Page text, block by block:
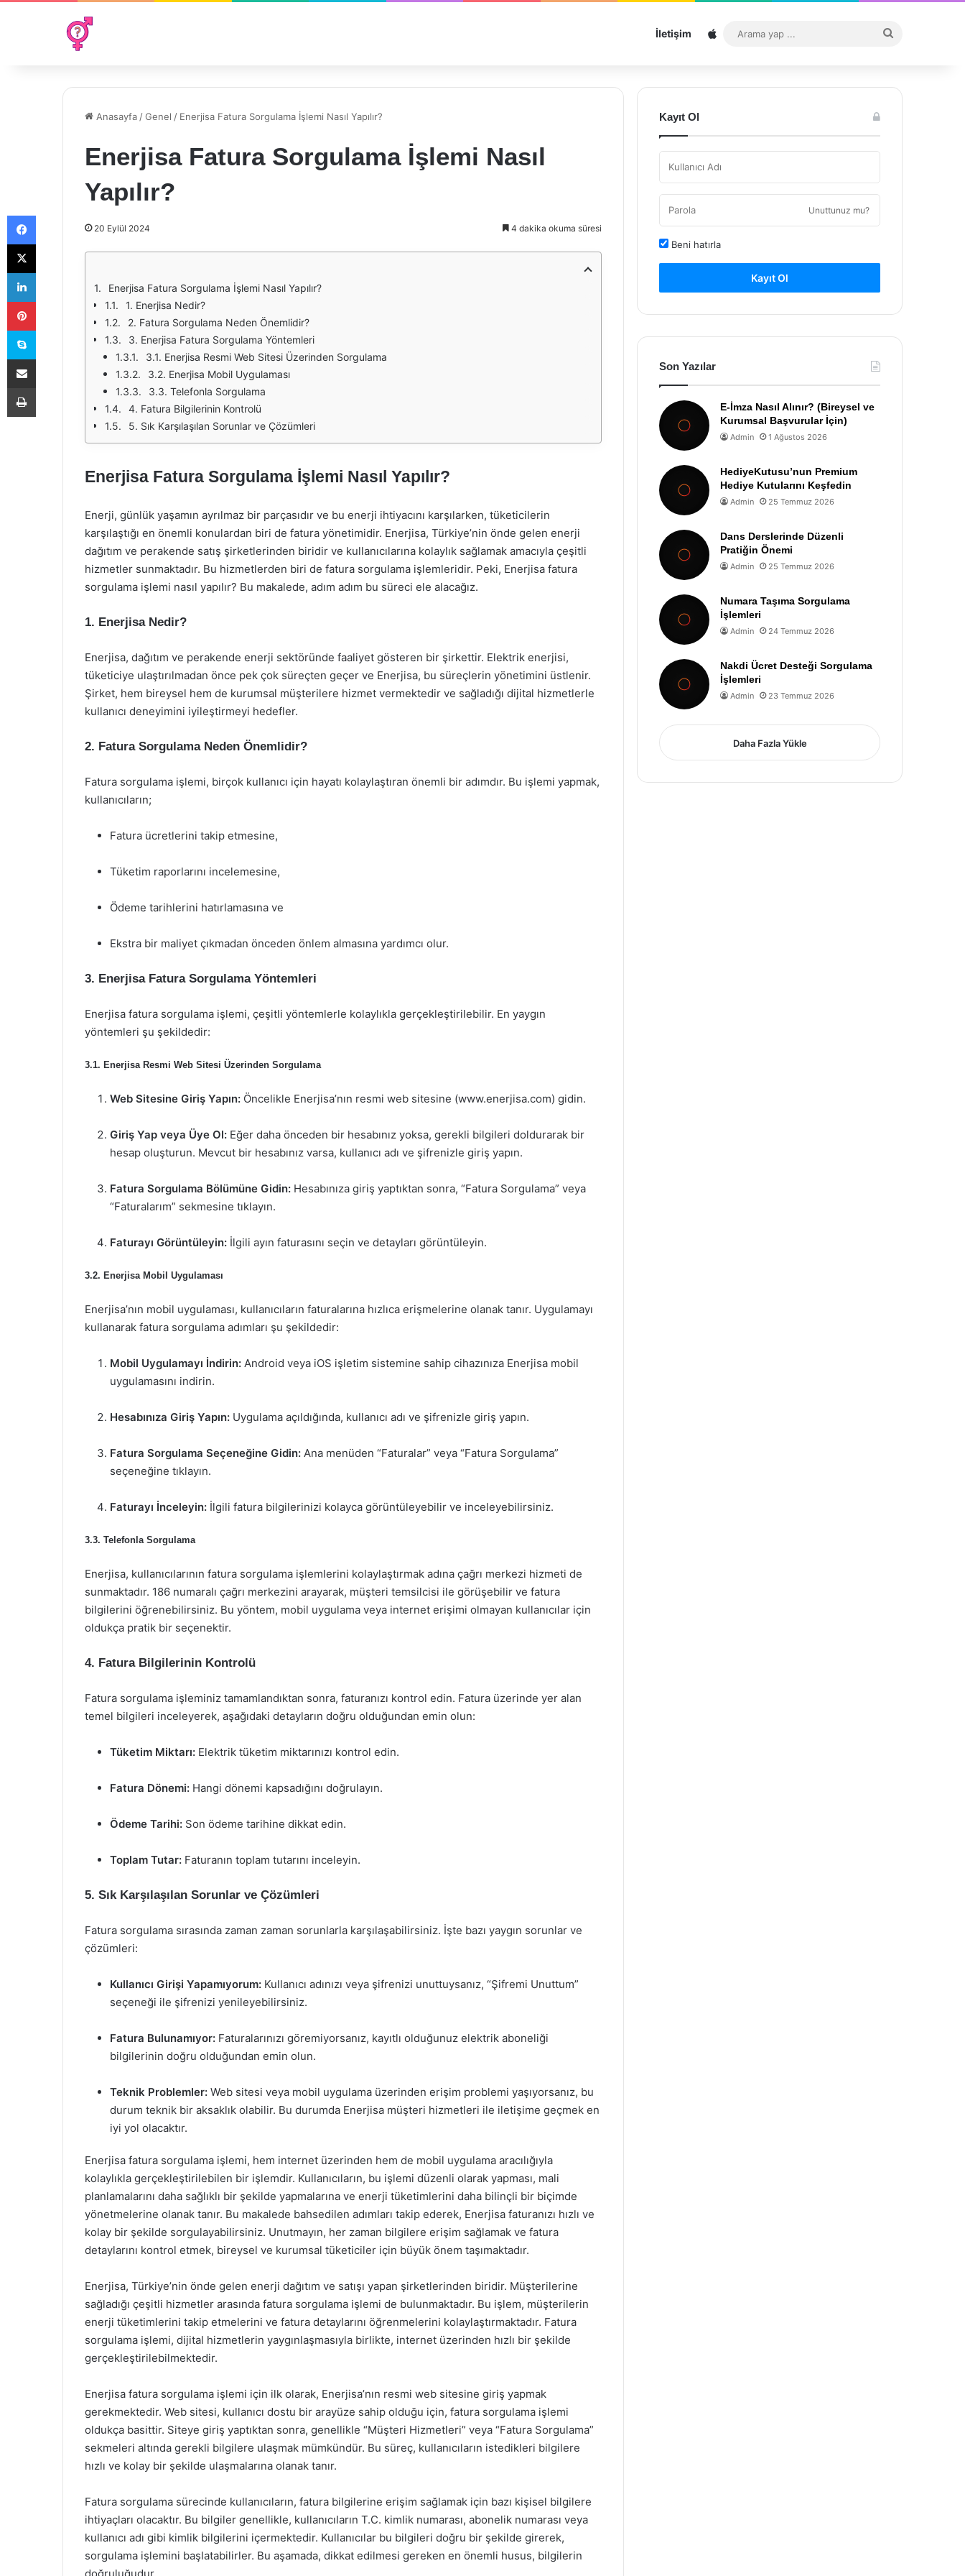
İletişim Sitemap
...
Anasayfa /Genel / Enerjisa Fatura Sorgulama İşlemi Nasıl Yapılır?
Enerjisa Fatura Sorgulama İşlemi Nasıl
Yapılır?
20 Eylül 2024 4 dakika okuma süresi
Enerjisa Fatura Sorgulama İşlemi Nasıl Yapılır?
1. Enerjisa Nedir?
2. Fatura Sorgulama Neden Önemlidir?
3. Enerjisa Fatura Sorgulama Yöntemleri
3.1. Enerjisa Resmi Web Sitesi Üzerinden Sorgulama
3.2. Enerjisa Mobil Uygulaması
3.3. Telefonla Sorgulama
4. Fatura Bilgilerinin Kontrolü
5. Sık Karşılaşılan Sorunlar ve Çözümleri
Enerjisa Fatura Sorgulama İşlemi Nasıl Yapılır?
Enerji, günlük yaşamın ayrılmaz bir parçasıdır ve bu enerji ihtiyacını karşılarken, tüketicilerin
karşılaştığı en önemli konulardan biri de fatura yönetimidir. Enerjisa, Türkiye’nin önde gelen enerji
dağıtım ve perakende satış şirketlerinden biridir ve kullanıcılarına kolaylık sağlamak amacıyla çeşitli
hizmetler sunmaktadır. Bu hizmetlerden biri de fatura sorgulama işlemleridir. Peki, Enerjisa fatura
sorgulama işlemi nasıl yapılır? Bu makalede, adım adım bu süreci ele alacağız.
1. Enerjisa Nedir?
Enerjisa, dağıtım ve perakende enerji sektöründe faaliyet gösteren bir şirkettir. Elektrik enerjisi,
tüketiciye ulaştırılmadan önce pek çok süreçten geçer ve Enerjisa, bu süreçlerin yönetimini üstlenir.
Şirket, hem bireysel hem de kurumsal müşterilere hizmet vermektedir ve sağladığı dijital hizmetlerle
kullanıcı deneyimini iyileştirmeyi hedefler.
2. Fatura Sorgulama Neden Önemlidir?
Fatura sorgulama işlemi, birçok kullanıcı için hayatı kolaylaştıran önemli bir adımdır. Bu işlemi yapmak,
kullanıcıların;
Fatura ücretlerini takip etmesine,
Tüketim raporlarını incelemesine,
Ödeme tarihlerini hatırlamasına ve
Ekstra bir maliyet çıkmadan önceden önlem almasına yardımcı olur.
3. Enerjisa Fatura Sorgulama Yöntemleri
Enerjisa fatura sorgulama işlemi, çeşitli yöntemlerle kolaylıkla gerçekleştirilebilir. En yaygın
yöntemleri şu şekildedir:
3.1. Enerjisa Resmi Web Sitesi Üzerinden Sorgulama
Web Sitesine Giriş Yapın: Öncelikle Enerjisa’nın resmi web sitesine (www.enerjisa.com) gidin.
Giriş Yap veya Üye Ol: Eğer daha önceden bir hesabınız yoksa, gerekli bilgileri doldurarak bir
hesap oluşturun. Mevcut bir hesabınız varsa, kullanıcı adı ve şifrenizle giriş yapın.
Fatura Sorgulama Bölümüne Gidin: Hesabınıza giriş yaptıktan sonra, “Fatura Sorgulama” veya
“Faturalarım” sekmesine tıklayın.
Faturayı Görüntüleyin: İlgili ayın faturasını seçin ve detayları görüntüleyin.
3.2. Enerjisa Mobil Uygulaması
Enerjisa’nın mobil uygulaması, kullanıcıların faturalarına hızlıca erişmelerine olanak tanır. Uygulamayı
kullanarak fatura sorgulama adımları şu şekildedir:
Mobil Uygulamayı İndirin: Android veya iOS işletim sistemine sahip cihazınıza Enerjisa mobil
uygulamasını indirin.
Hesabınıza Giriş Yapın: Uygulama açıldığında, kullanıcı adı ve şifrenizle giriş yapın.
Fatura Sorgulama Seçeneğine Gidin: Ana menüden “Faturalar” veya “Fatura Sorgulama”
seçeneğine tıklayın.
Faturayı İnceleyin: İlgili fatura bilgilerinizi kolayca görüntüleyebilir ve inceleyebilirsiniz.
3.3. Telefonla Sorgulama
Enerjisa, kullanıcılarının fatura sorgulama işlemlerini kolaylaştırmak adına çağrı merkezi hizmeti de
sunmaktadır. 186 numaralı çağrı merkezini arayarak, müşteri temsilcisi ile görüşebilir ve fatura
bilgilerini öğrenebilirsiniz. Bu yöntem, mobil uygulama veya internet erişimi olmayan kullanıcılar için
oldukça pratik bir seçenektir.
4. Fatura Bilgilerinin Kontrolü
Fatura sorgulama işleminiz tamamlandıktan sonra, faturanızı kontrol edin. Fatura üzerinde yer alan
temel bilgileri inceleyerek, aşağıdaki detayların doğru olduğundan emin olun:
Tüketim Miktarı: Elektrik tüketim miktarınızı kontrol edin.
Fatura Dönemi: Hangi dönemi kapsadığını doğrulayın.
Ödeme Tarihi: Son ödeme tarihine dikkat edin.
Toplam Tutar: Faturanın toplam tutarını inceleyin.
5. Sık Karşılaşılan Sorunlar ve Çözümleri
Fatura sorgulama sırasında zaman zaman sorunlarla karşılaşabilirsiniz. İşte bazı yaygın sorunlar ve
çözümleri:
Kullanıcı Girişi Yapamıyorum: Kullanıcı adınızı veya şifrenizi unuttuysanız, “Şifremi Unuttum”
seçeneği ile şifrenizi yenileyebilirsiniz.
Fatura Bulunamıyor: Faturalarınızı göremiyorsanız, kayıtlı olduğunuz elektrik aboneliği
bilgilerinin doğru olduğundan emin olun.
Teknik Problemler: Web sitesi veya mobil uygulama üzerinden erişim problemi yaşıyorsanız, bu
durum teknik bir aksaklık olabilir. Bu durumda Enerjisa müşteri hizmetleri ile iletişime geçmek en
iyi yol olacaktır.
Enerjisa fatura sorgulama işlemi, hem internet üzerinden hem de mobil uygulama aracılığıyla
kolaylıkla gerçekleştirilebilen bir işlemdir. Kullanıcıların, bu işlemi düzenli olarak yapması, mali
planlamalarını daha sağlıklı bir şekilde yapmalarına ve enerji tüketimlerini daha bilinçli bir biçimde
yönetmelerine olanak tanır. Bu makalede bahsedilen adımları takip ederek, Enerjisa faturanızı hızlı ve
kolay bir şekilde sorgulayabilirsiniz. Unutmayın, her zaman bilgilere erişim sağlamak ve fatura
detaylarını kontrol etmek, bireysel ve kurumsal tüketiciler için büyük önem taşımaktadır.
Enerjisa, Türkiye’nin önde gelen enerji dağıtım ve satışı yapan şirketlerinden biridir. Müşterilerine
sağladığı çeşitli hizmetler arasında fatura sorgulama işlemi de bulunmaktadır. Bu işlem, müşterilerin
enerji tüketimlerini takip etmelerini ve fatura detaylarını öğrenmelerini kolaylaştırmaktadır. Fatura
sorgulama işlemi, dijital hizmetlerin yaygınlaşmasıyla birlikte, internet üzerinden hızlı bir şekilde
gerçekleştirilebilmektedir.
Enerjisa fatura sorgulama işlemi için ilk olarak, Enerjisa’nın resmi web sitesine giriş yapmak
gerekmektedir. Web sitesi, kullanıcı dostu bir arayüze sahip olduğu için, fatura sorgulama işlemi
oldukça basittir. Siteye giriş yaptıktan sonra, genellikle “Müşteri Hizmetleri” veya “Fatura Sorgulama”
sekmeleri altında gerekli bilgilere ulaşmak mümkündür. Bu süreç, kullanıcıların istedikleri bilgilere
hızlı ve kolay bir şekilde ulaşmalarına olanak tanır.
Fatura sorgulama sürecinde kullanıcıların, fatura bilgilerine erişim sağlamak için bazı kişisel bilgilere
ihtiyaçları olacaktır. Bu bilgiler genellikle, kullanıcıların T.C. kimlik numarası, abonelik numarası veya
kullanıcı adı gibi kimlik bilgilerini içermektedir. Kullanıcılar bu bilgileri doğru bir şekilde girerek,
sorgulama işlemini başlatabilirler. Bu aşamada, dikkat edilmesi gereken en önemli husus, bilgilerin
Kayıt Ol
Unuttunuz mu?
Beni hatırla
Kayıt Ol
Son Yazılar
E-İmza Nasıl Alınır? (Bireysel ve
Kurumsal Başvurular İçin)
Admin 1 Ağustos 2026
HediyeKutusu’nun Premium
Hediye Kutularını Keşfedin
Admin 25 Temmuz 2026
Dans Derslerinde Düzenli
Pratiğin Önemi
Admin 25 Temmuz 2026
Numara Taşıma Sorgulama
İşlemleri
Admin 24 Temmuz 2026
Nakdi Ücret Desteği Sorgulama
İşlemleri
Admin 23 Temmuz 2026
Daha Fazla Yükle
Facebook
X
LinkedIn
Pinterest
Skype
E-Posta ile paylaş